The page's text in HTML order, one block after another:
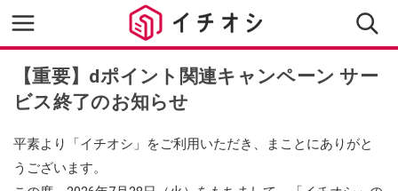
【重要】dポイント関連キャンペーン サー
ビス終了のお知らせ
平素より「イチオシ」をご利用いただき、まことにありがと
うございます。